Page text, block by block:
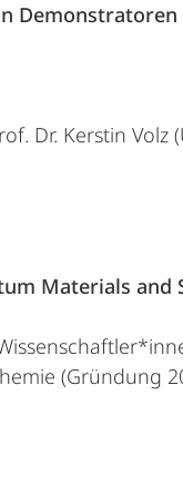
Dr. Kerstin Volz
Materials and
(Gründung